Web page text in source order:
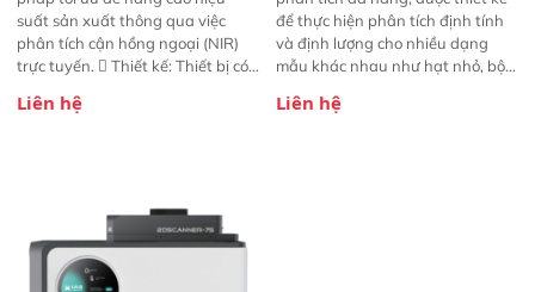
suất sản xuất thông qua việc
phân tích cận hồng ngoại (NIR)
trực tuyến.  Thiết kế: Thiết bị có
hỗ trợ tản nhiệt tăng cường và đã
liệu để tăng chỉ số ROI cho doanh
nghiệp.
Liên hệ
để thực hiện phân tích định tính
và định lượng cho nhiều dạng
mẫu khác nhau như hạt nhỏ, bột,
này cho phép bất kỳ ai cũng có
Liên hệ